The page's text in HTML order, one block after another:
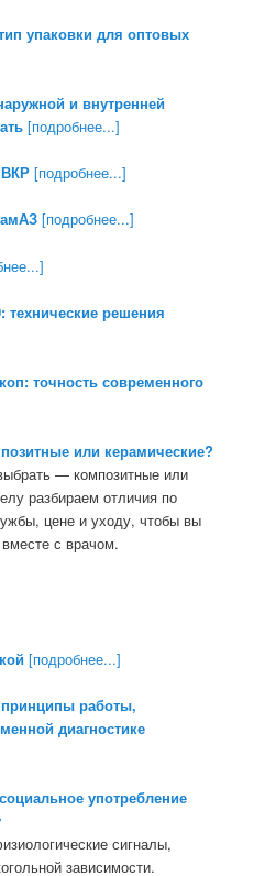
упаковки для оптовых
и внутренней
[подробнее...]
ВКР [подробнее...]
[подробнее...]
технические решения
точность современного
или керамические?
— композитные или
разбираем отличия по
цене и уходу, чтобы вы
с врачом.
[подробнее...]
работы,
диагностике
употребление
сигналы,
зависимости.